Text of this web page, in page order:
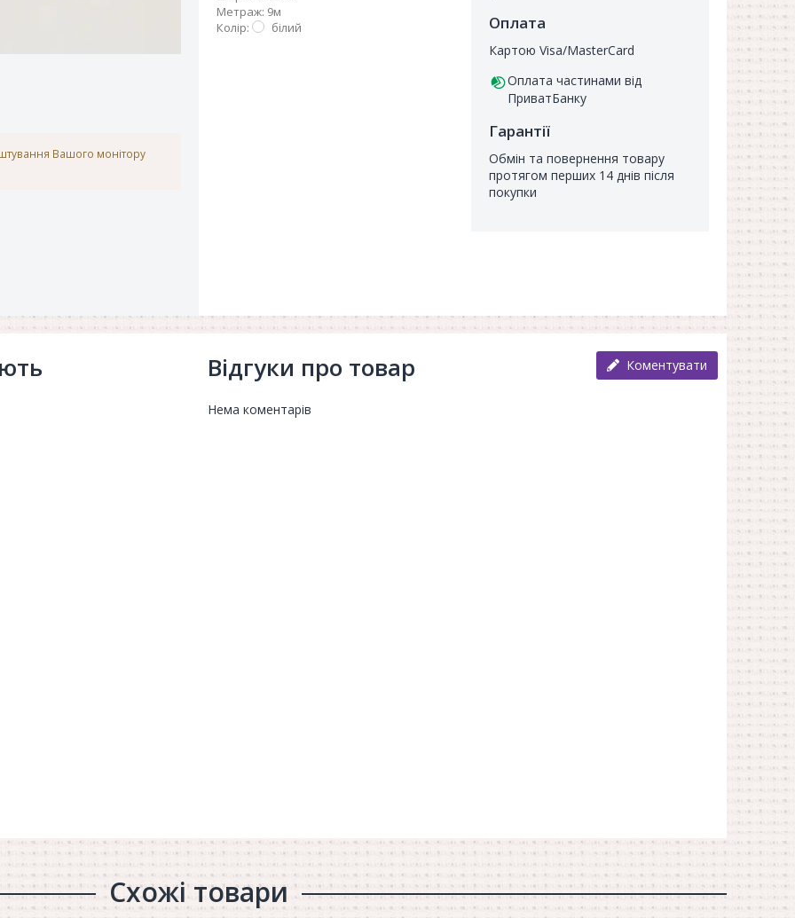
Вашого монітору
Метраж: 9м
Колір: білий Оплата
Картою Visa/MasterCard
Оплата частинами від
ПриватБанку
Гарантії
Обмін та повернення товару
протягом перших 14 днів після
покупки
Відгуки про товар Коментувати
Нема коментарів
Схожі товари